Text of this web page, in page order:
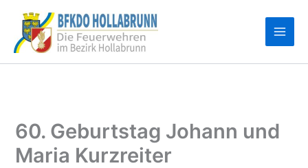
Inhalt
springen
60. Geburtstag Johann und
Maria Kurzreiter